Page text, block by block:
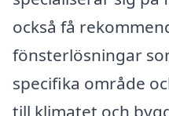
också få
fönsterlösningar
specifika område